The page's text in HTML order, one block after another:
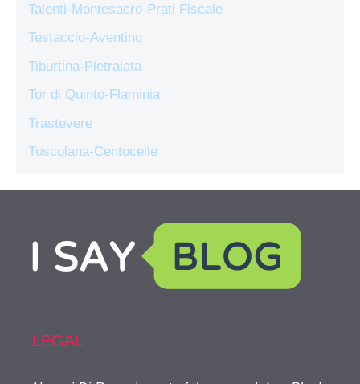
Talenti-Montesacro-Prati Fiscale
Testaccio-Aventino
Tiburtina-Pietralata
Tor di Quinto-Flaminia
Trastevere
Tuscolana-Centocelle
LEGAL